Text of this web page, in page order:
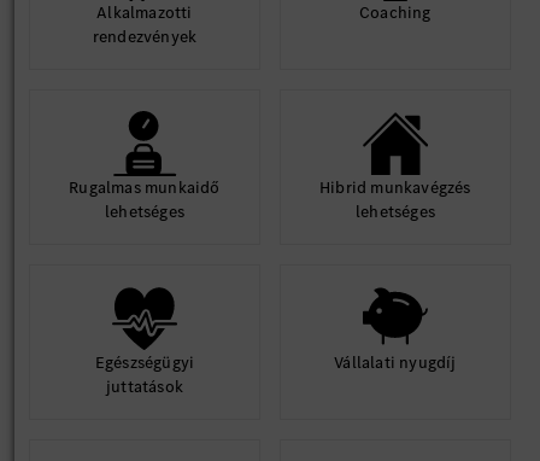
Alkalmazotti
rendezvények
Coaching
Rugalmas munkaidő
lehetséges
Hibrid munkavégzés
lehetséges
Egészségügyi
juttatások
Vállalati nyugdíj